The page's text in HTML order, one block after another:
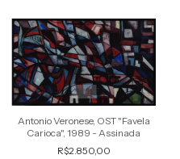
1/4
Antonio Veronese, OST "Favela
Carioca", 1989 - Assinada
R$2.850,00